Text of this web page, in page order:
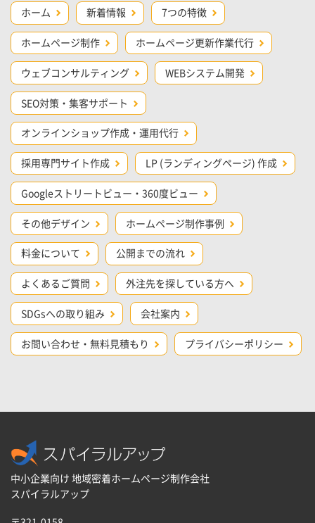
ホーム 新着情報 7つの特徴
ホームページ制作 ホームページ更新作業代行
ウェブコンサルティング WEBシステム開発
SEO対策・集客サポート
オンラインショップ作成・運用代行
採用専門サイト作成 LP (ランディングページ) 作成
Googleストリートビュー・360度ビュー
その他デザイン ホームページ制作事例
料金について 公開までの流れ
よくあるご質問 外注先を探している方へ
SDGsへの取り組み 会社案内
お問い合わせ・無料見積もり プライバシーポリシー
中小企業向け 地域密着ホームページ制作会社
スパイラルアップ